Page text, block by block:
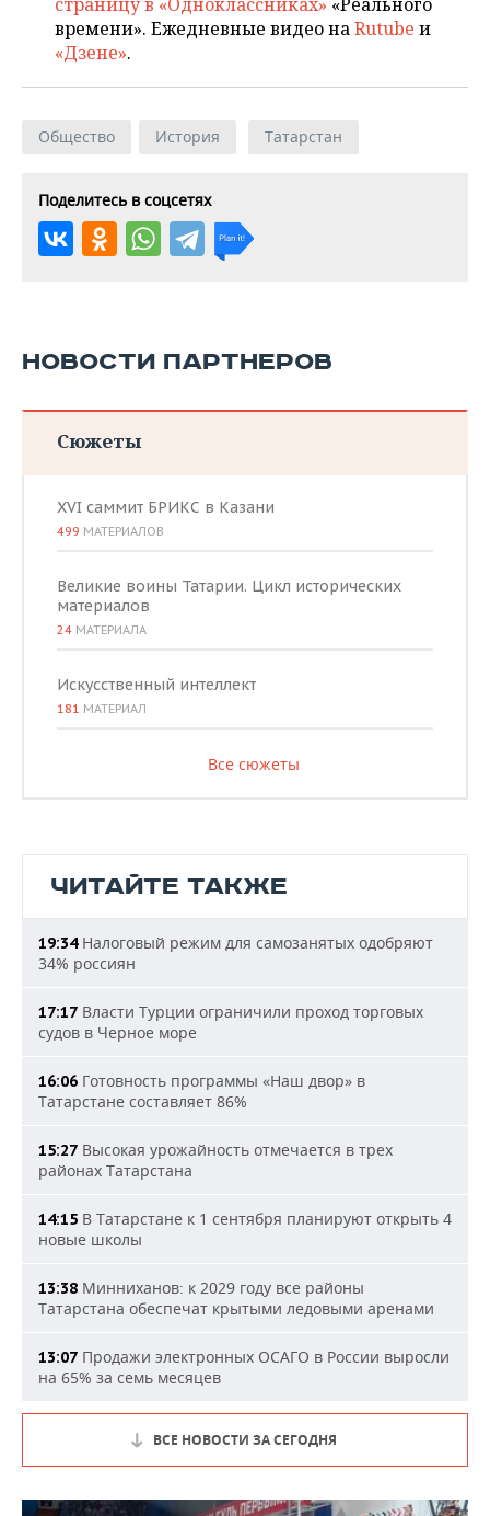
времени». Ежедневные видео наRutube и
«Дзене».
Общество История Татарстан
Поделитесь в соцсетях
НОВОСТИ ПАРТНЕРОВ
Сюжеты
XVI саммит БРИКС в Казани
499 МАТЕРИАЛОВ
Великие воины Татарии. Цикл исторических
материалов
24 МАТЕРИАЛА
Искусственный интеллект
181 МАТЕРИАЛ
Все сюжеты
ЧИТАЙТЕ ТАКЖЕ
19:34Налоговый режим для самозанятых одобряют
34% россиян
17:17 Власти Турции ограничили проход торговых
судов в Черное море
16:06 Готовность программы «Наш двор» в
Татарстане составляет 86%
15:27 Высокая урожайность отмечается в трех
районах Татарстана
14:15 В Татарстане к 1 сентября планируют открыть 4
новые школы
13:38 Минниханов: к 2029 году все районы
Татарстана обеспечат крытыми ледовыми аренами
13:07 Продажи электронных ОСАГО в России выросли
на 65% за семь месяцев
ВСЕ НОВОСТИ ЗА СЕГОДНЯ